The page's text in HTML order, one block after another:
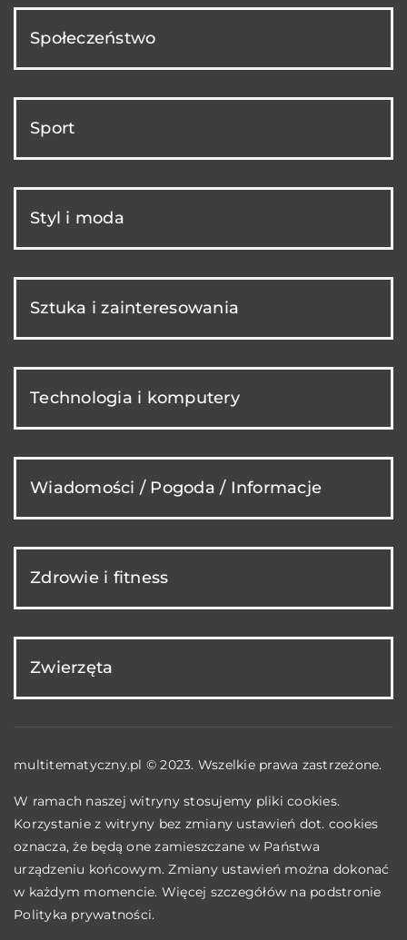
Społeczeństwo
Sport
Styl i moda
Sztuka i zainteresowania
Technologia i komputery
Wiadomości / Pogoda / Informacje
Zdrowie i fitness
Zwierzęta
multitematyczny.pl © 2023. Wszelkie prawa zastrzeżone.
W ramach naszej witryny stosujemy pliki cookies.
Korzystanie z witryny bez zmiany ustawień dot. cookies
oznacza, że będą one zamieszczane w Państwa
urządzeniu końcowym. Zmiany ustawień można dokonać
w każdym momencie. Więcej szczegółów na podstronie
Polityka prywatności.